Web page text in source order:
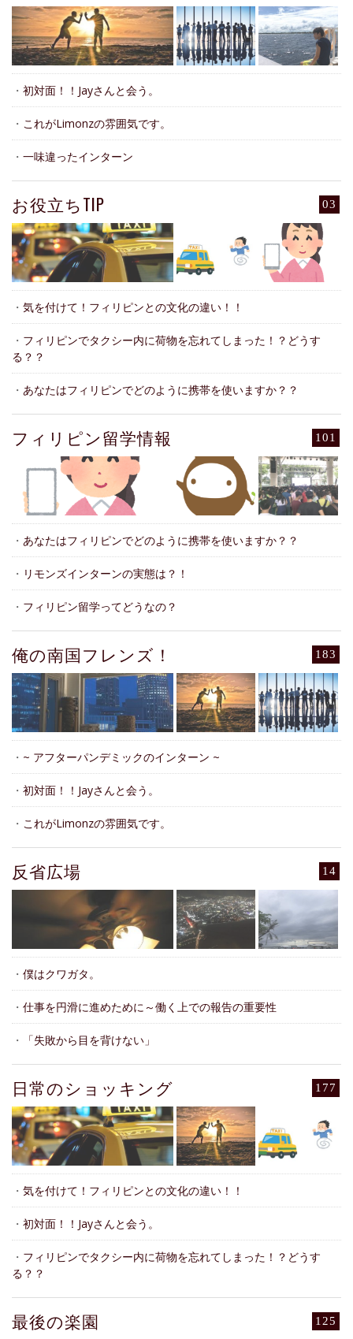
・ 初対面！！Jayさんと会う。
・ これがLimonzの雰囲気です。
・ 一味違ったインターン
03
お役立ちTIP
・ 気を付けて！フィリピンとの文化の違い！！
・ フィリピンでタクシー内に荷物を忘れてしまった！？どうす
る？？
・ あなたはフィリピンでどのように携帯を使いますか？？
101
フィリピン留学情報
・ あなたはフィリピンでどのように携帯を使いますか？？
・ リモンズインターンの実態は？！
・ フィリピン留学ってどうなの？
183
俺の南国フレンズ！
・ ~ アフターパンデミックのインターン ~
・ 初対面！！Jayさんと会う。
・ これがLimonzの雰囲気です。
14
反省広場
・ 僕はクワガタ。
・ 仕事を円滑に進めために～働く上での報告の重要性
・ 「失敗から目を背けない」
177
日常のショッキング
・ 気を付けて！フィリピンとの文化の違い！！
・ 初対面！！Jayさんと会う。
・ フィリピンでタクシー内に荷物を忘れてしまった！？どうす
る？？
125
最後の楽園